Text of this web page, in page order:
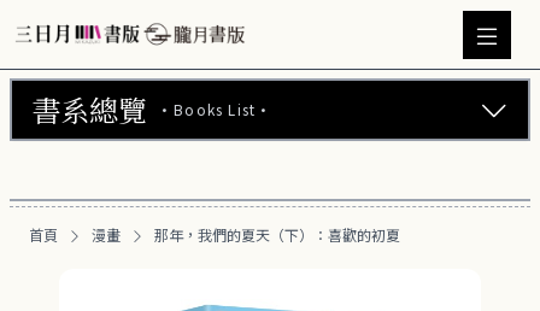
書系總覽 ·Books List·
朧月書版 (275)
首頁 漫畫 那年，我們的夏天（下）：喜歡的初夏